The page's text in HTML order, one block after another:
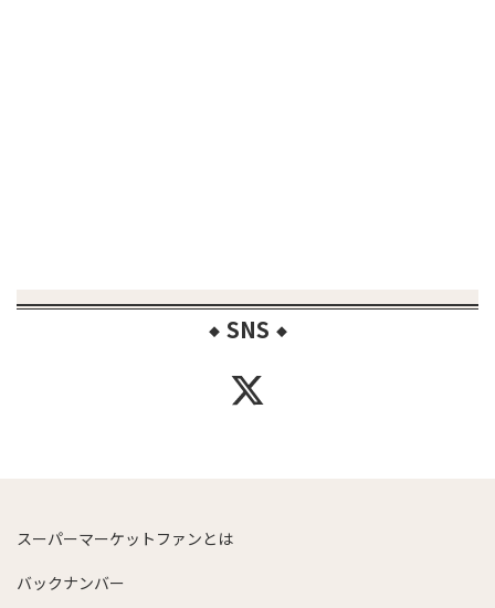
◆ SNS ◆
スーパーマーケットファンとは
バックナンバー